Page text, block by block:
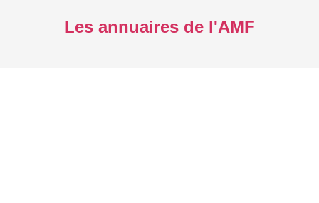
Les annuaires de l'AMF